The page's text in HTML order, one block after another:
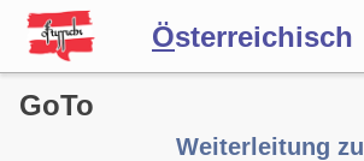
Österreichisch
Wörterbuch
GoTo
Weiterleitung zu